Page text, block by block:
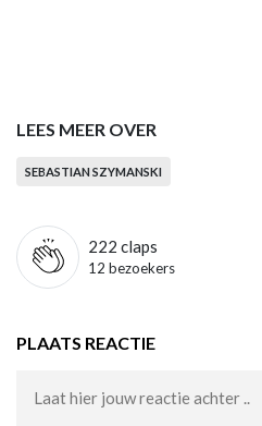
LEES MEER OVER
SEBASTIAN SZYMANSKI
222 claps
12 bezoekers
PLAATS REACTIE